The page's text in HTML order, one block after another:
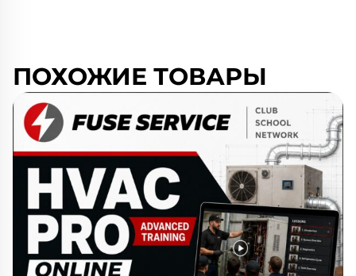
ПОХОЖИЕ ТОВАРЫ